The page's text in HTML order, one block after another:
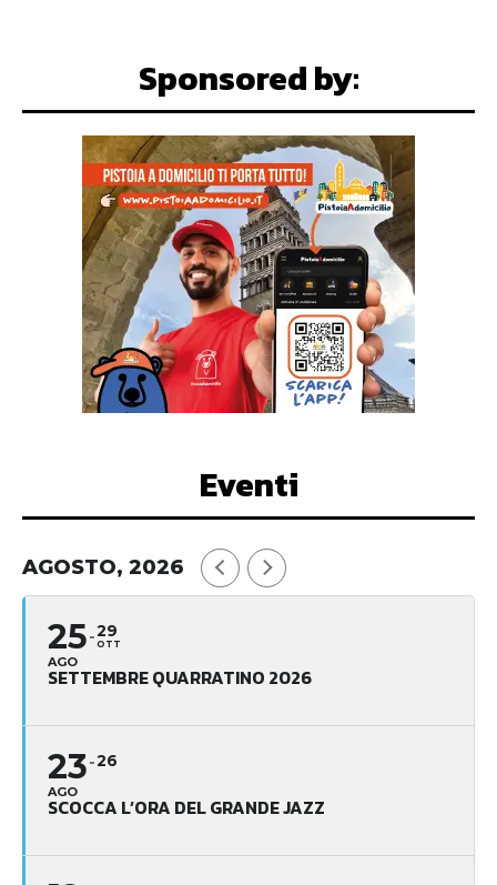
Sponsored by:
Eventi
AGOSTO, 2026
25
AGO
29
OTT
SETTEMBRE QUARRATINO 2026
23
AGO
26
SCOCCA L’ORA DEL GRANDE JAZZ